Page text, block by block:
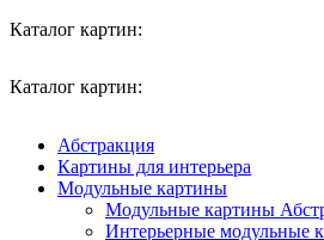
Каталог картин:
Каталог картин:
Абстракция
Картины для интерьера
Модульные картины
Модульные картины
Интерьерные модульные